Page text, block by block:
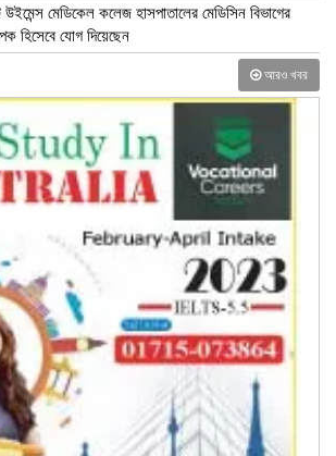
উইমেন্স মেডিকেল কলেজ হাসপাতালের মেডিসিন বিভাগের
হিসেবে যোগ দিয়েছেন
আরও খবর